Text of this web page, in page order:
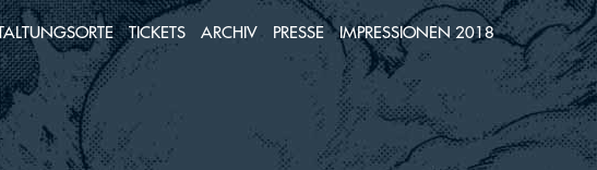
TICKETS ARCHIV PRESSE IMPRESSIONEN 2018